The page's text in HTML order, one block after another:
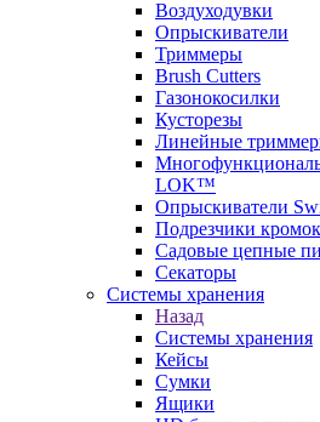
Воздуходувки
Опрыскиватели
Триммеры
Brush Cutters
Газонокосилки
Кусторезы
Линейные
LOK™
Опрыскиватели
Подрезчики кромок
Садовые цепные
Секаторы
Системы хранения
Назад
Системы хранения
Кейсы
Сумки
Ящики